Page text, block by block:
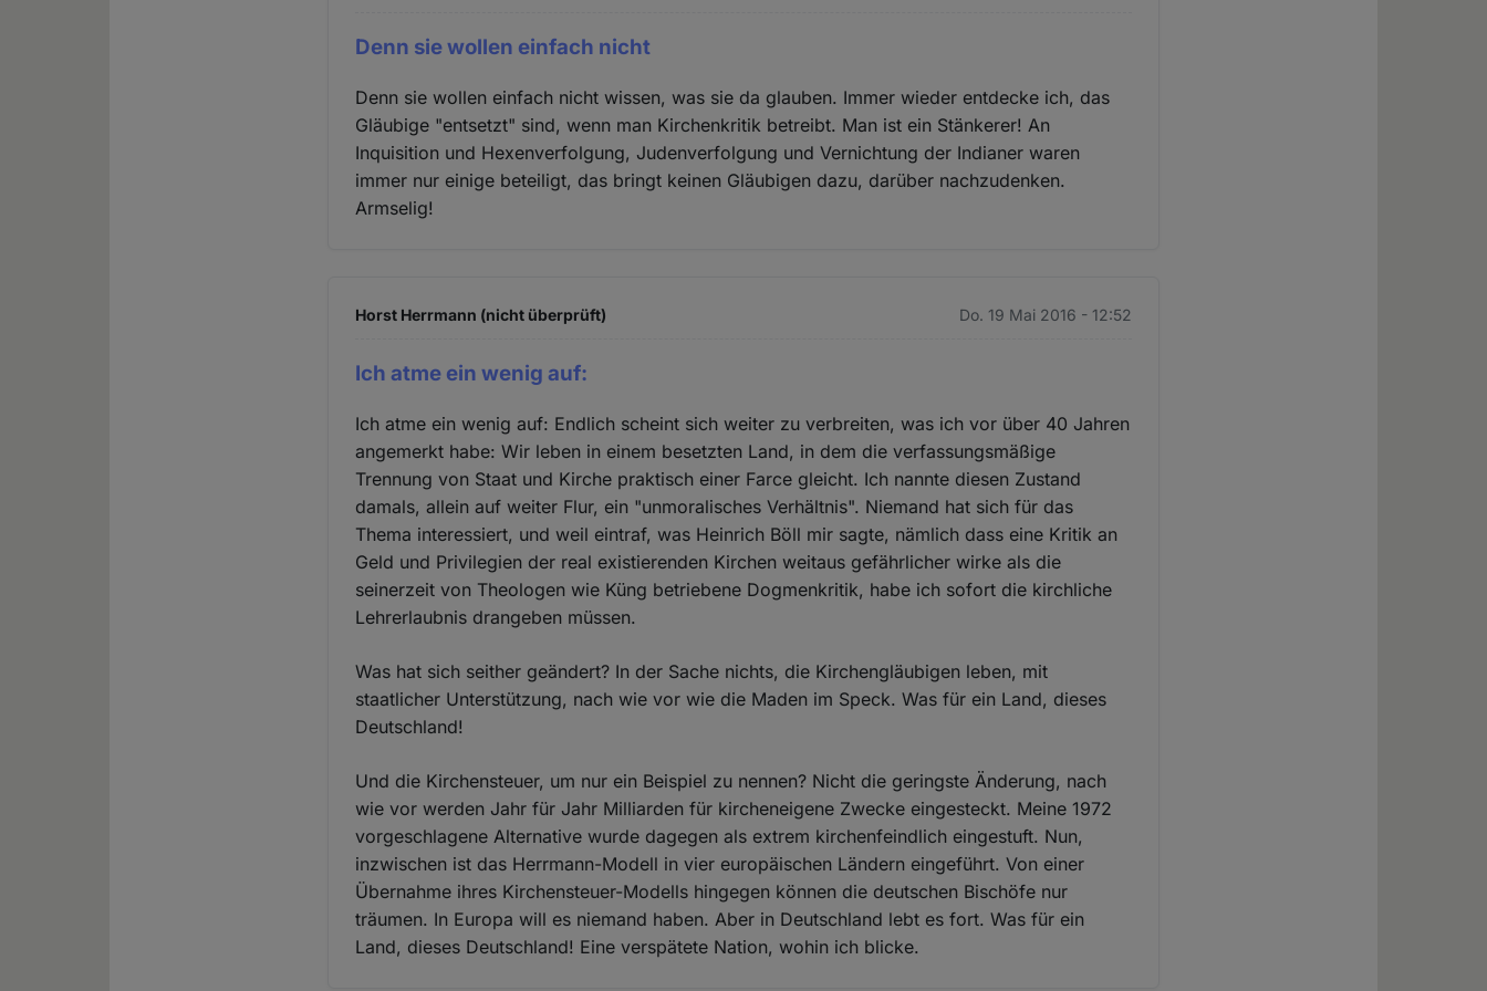
Denn sie wollen einfach nicht
Denn sie wollen einfach nicht wissen, was sie da glauben. Immer wieder entdecke ich, das
Gläubige "entsetzt" sind, wenn man Kirchenkritik betreibt. Man ist ein Stänkerer! An
Inquisition und Hexenverfolgung, Judenverfolgung und Vernichtung der Indianer waren
immer nur einige beteiligt, das bringt keinen Gläubigen dazu, darüber nachzudenken.
Armselig!
Horst Herrmann (nicht überprüft) Do. 19 Mai 2016 - 12:52
Ich atme ein wenig auf:
Ich atme ein wenig auf: Endlich scheint sich weiter zu verbreiten, was ich vor über 40 Jahren
angemerkt habe: Wir leben in einem besetzten Land, in dem die verfassungsmäßige
Trennung von Staat und Kirche praktisch einer Farce gleicht. Ich nannte diesen Zustand
damals, allein auf weiter Flur, ein "unmoralisches Verhältnis". Niemand hat sich für das
Thema interessiert, und weil eintraf, was Heinrich Böll mir sagte, nämlich dass eine Kritik an
Geld und Privilegien der real existierenden Kirchen weitaus gefährlicher wirke als die
seinerzeit von Theologen wie Küng betriebene Dogmenkritik, habe ich sofort die kirchliche
Lehrerlaubnis drangeben müssen.
Was hat sich seither geändert? In der Sache nichts, die Kirchengläubigen leben, mit
staatlicher Unterstützung, nach wie vor wie die Maden im Speck. Was für ein Land, dieses
Deutschland!
Und die Kirchensteuer, um nur ein Beispiel zu nennen? Nicht die geringste Änderung, nach
wie vor werden Jahr für Jahr Milliarden für kircheneigene Zwecke eingesteckt. Meine 1972
vorgeschlagene Alternative wurde dagegen als extrem kirchenfeindlich eingestuft. Nun,
inzwischen ist das Herrmann-Modell in vier europäischen Ländern eingeführt. Von einer
Übernahme ihres Kirchensteuer-Modells hingegen können die deutschen Bischöfe nur
träumen. In Europa will es niemand haben. Aber in Deutschland lebt es fort. Was für ein
Land, dieses Deutschland! Eine verspätete Nation, wohin ich blicke.